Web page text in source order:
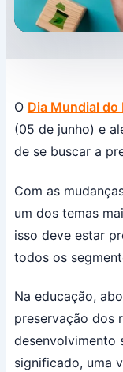
O Dia Mundial
(05 de junho) e
de se buscar a
Com as
um dos temas
isso deve estar
todos os
Na educação,
preservação dos
desenvolvimento
significado, uma